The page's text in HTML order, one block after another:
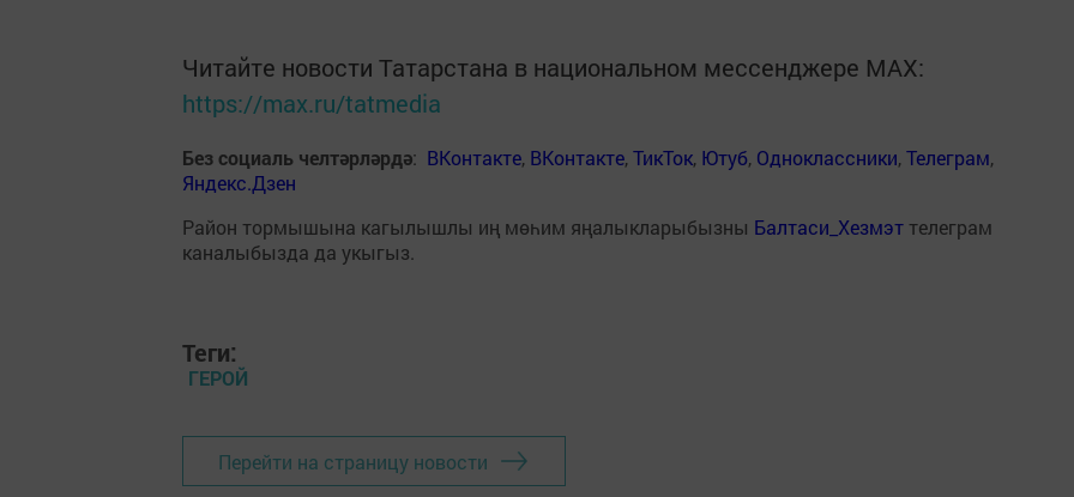
Читайте новости Татарстана в национальном мессенджере MАХ:
https://max.ru/tatmedia
Без социаль челтәрләрдә: ВКонтакте, ВКонтакте,ТикТок, Ютуб, Одноклассники,Телеграм,
Яндекс.Дзен
Район тормышына кагылышлы иң мөһим яңалыкларыбызны Балтаси_Хезмэт телеграм
каналыбызда да укыгыз.
Теги:
ГЕРОЙ
Перейти на страницу новости